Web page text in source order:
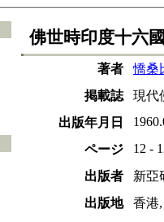
佛世時印度十六
著者 憍桑
掲載誌
現代
出版年月日
ページ
12 -
出版者
新亞
出版地
香港